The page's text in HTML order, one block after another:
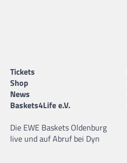
Tickets
Shop
News
Baskets4Life e.V.
Die EWE Baskets Oldenburg
live und auf Abruf bei Dyn